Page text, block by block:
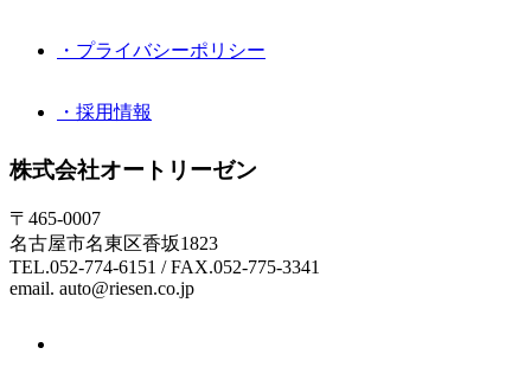
・プライバシーポリシー
・採用情報
株式会社オートリーゼン
〒465-0007
名古屋市名東区香坂1823
TEL.052-774-6151 / FAX.052-775-3341
email. auto@riesen.co.jp